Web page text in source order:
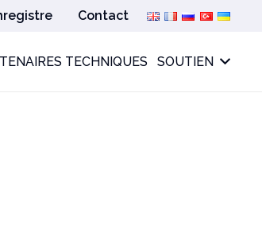
Contact
TECHNIQUES SOUTIEN